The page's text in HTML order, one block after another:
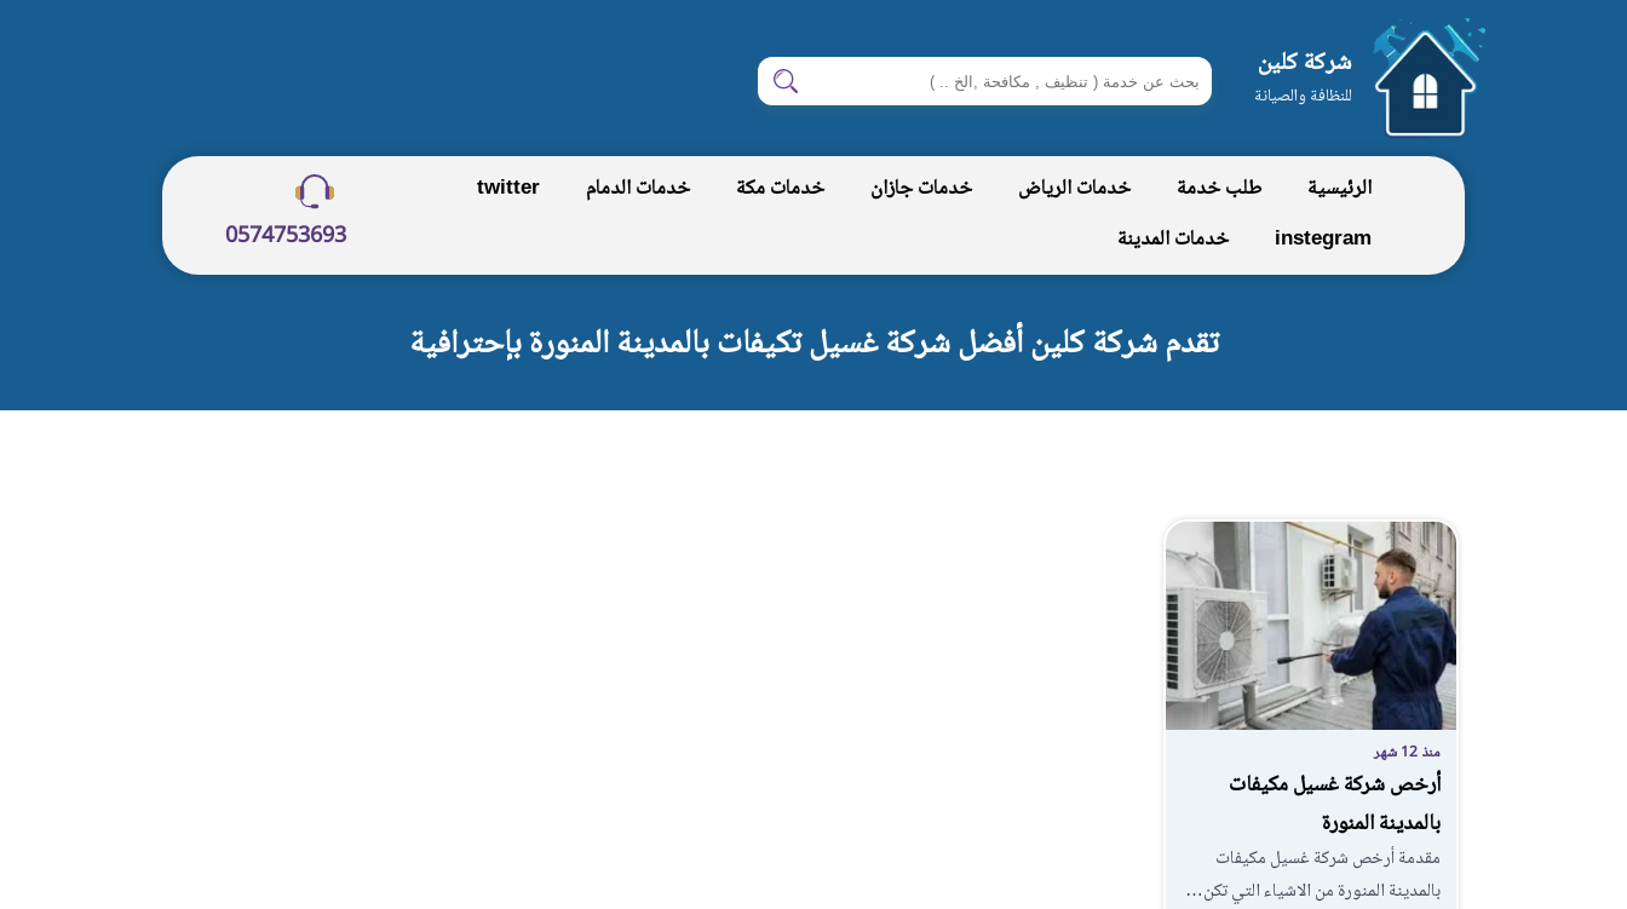
شركة كلين
للنظافة والصيانة
ابحث
في
شركة
كلين
ابحث
الرئيسية طلب خدمة خدمات الرياض خدمات جازان خدمات مكة خدمات الدمام
twitter
instegram
خدمات المدينة 0574753693
تقدم شركة كلين أفضل شركة غسيل تكيفات بالمدينة المنورة بإحترافية
منذ 12 شهر
أرخص شركة غسيل مكيفات
بالمدينة المنورة
مقدمة أرخص شركة غسيل مكيفات
بالمدينة المنورة من الاشياء التي تكن…